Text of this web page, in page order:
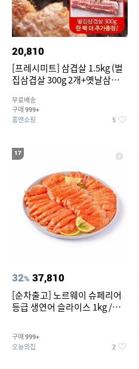
20,810
[프레시미트] 삼겹살 1.5kg (벌
집삼겹살 300g 2개+옛날삼겹살
팩 추가증정)
무료배송
구매 999+
홈앤쇼핑 5
17
32% 37,810
[순차출고] 노르웨이 슈페리어
등급 생연어 슬라이스 1kg /
구매 999+
오늘의집 2